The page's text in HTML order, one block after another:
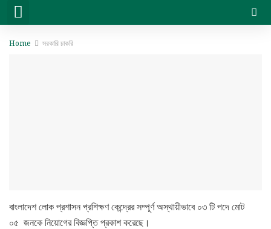
Home সরকারি চাকরি
বাংলাদেশ লোক প্রশাসন প্রশিক্ষণ কেন্দ্রের সম্পূর্ণ অস্থায়ীভাবে ০৩ টি পদে মোট
০৫ জনকে নিয়োগের বিজ্ঞপ্তি প্রকাশ করেছে।